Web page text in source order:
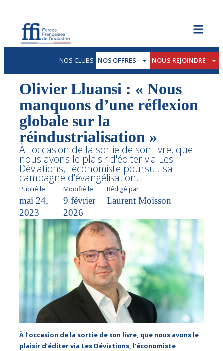
NOS CLUBS NOS OFFRES NOUS REJOINDRE
Olivier Lluansi : « Nous
manquons d’une réflexion
globale sur la
réindustrialisation »
À l'occasion de la sortie de son livre, que
nous avons le plaisir d'éditer via Les
Déviations, l'économiste poursuit sa
campagne d'évangélisation.
Publié le
mai 24,
2023
Modifié le
9 février
2026
Rédigé par
Laurent Moisson
À l’occasion de la sortie de son livre, que nous avons le
plaisir d’éditer via Les Déviations, l’économiste